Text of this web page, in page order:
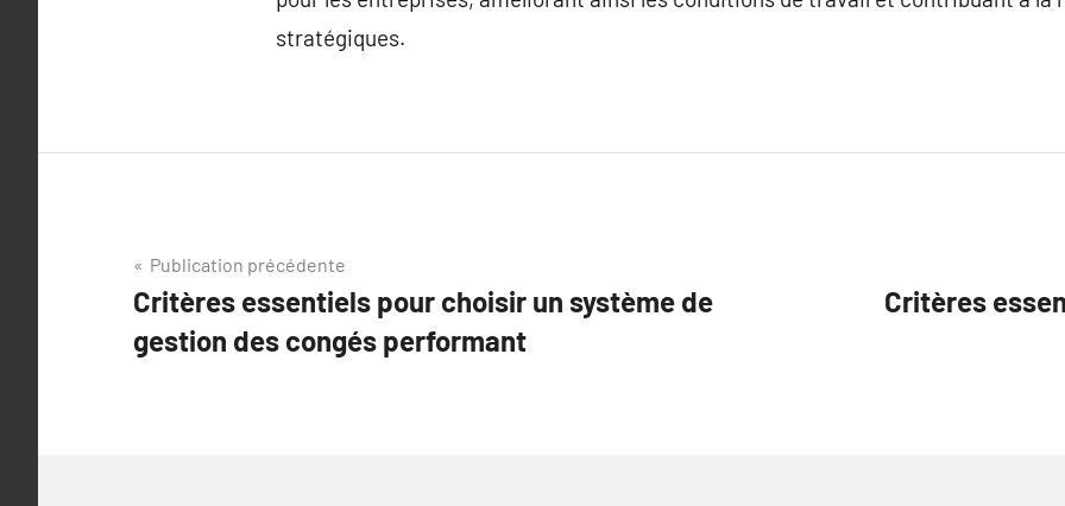
stratégiques.
Navigation
de
l’article
Publication précédente
Critères essentiels pour choisir un système de
gestion des congés performant
Critères